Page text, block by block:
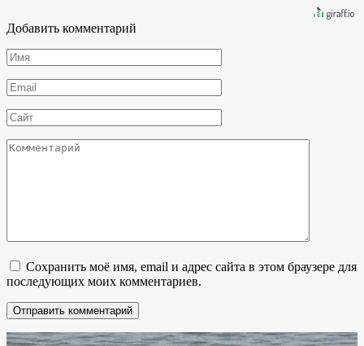
Добавить комментарий
Имя
*
Email
*
Сайт
Комментарий
Сохранить моё имя, email и адрес сайта в этом браузере для
последующих моих комментариев.